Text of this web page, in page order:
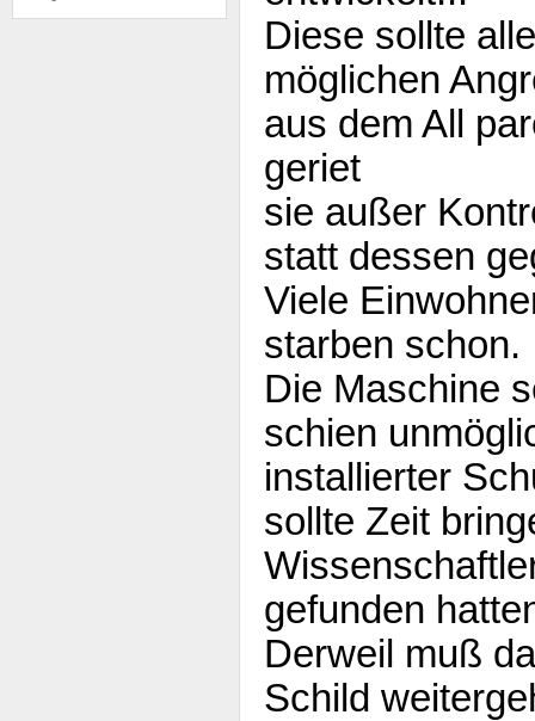
Diese sollte
möglichen
aus dem All
geriet
sie außer
statt dessen
Viele
starben schon.
Die Maschine
schien
installierter
sollte Zeit
gefunden
Derweil muß
Schild